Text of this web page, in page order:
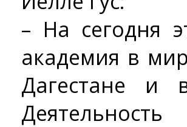
– На сегодня
академия в
Дагестане и